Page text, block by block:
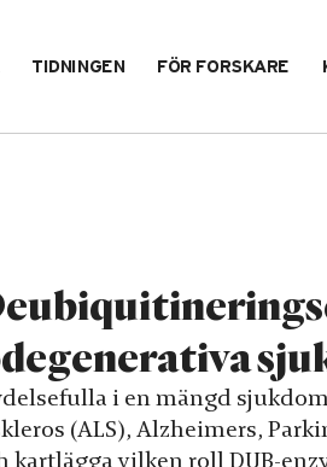
TIDNINGEN FÖR FORSKARE
i en mängd
(ALS), Alzheimers,
vilken roll DUB-